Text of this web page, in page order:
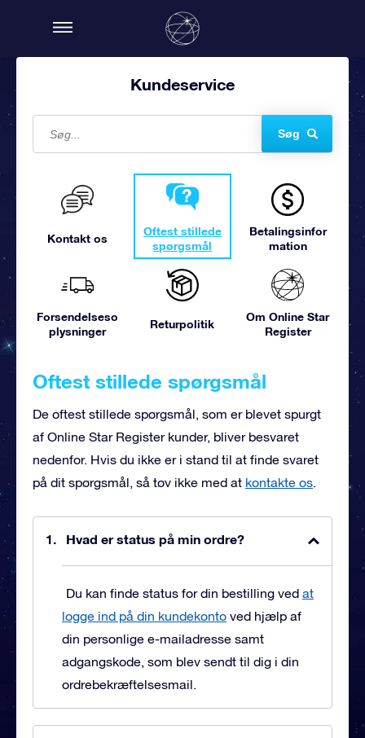
Kundeservice
Søg
Kontakt os
Oftest stillede
spørgsmål
Betalingsinfor
mation
Forsendelseso
plysninger
Returpolitik
Om Online Star
Register
Oftest stillede spørgsmål
De oftest stillede spørgsmål, som er blevet spurgt
af Online Star Register kunder, bliver besvaret
nedenfor. Hvis du ikke er i stand til at finde svaret
på dit spørgsmål, så tøv ikke med at kontakte os.
Hvad er status på min ordre?
Du kan finde status for din bestilling ved at
logge ind på din kundekonto ved hjælp af
din personlige e-mailadresse samt
adgangskode, som blev sendt til dig i din
ordrebekræftelsesmail.